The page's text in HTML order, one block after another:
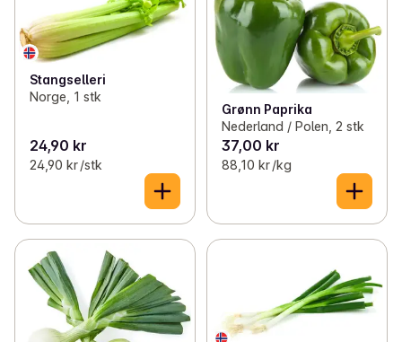
Stangselleri
Norge, 1 stk
24,90 kr
24,90 kr /stk
Grønn Paprika
Nederland / Polen, 2 stk
37,00 kr
88,10 kr /kg